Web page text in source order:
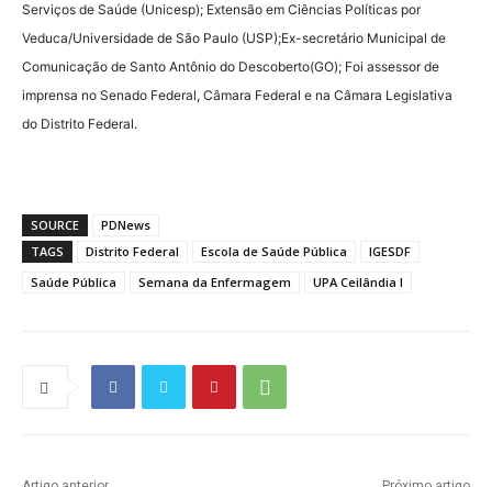
Serviços de Saúde (Unicesp); Extensão em Ciências Políticas por
Veduca/Universidade de São Paulo (USP);Ex-secretário Municipal de
Comunicação de Santo Antônio do Descoberto(GO); Foi assessor de
imprensa no Senado Federal, Câmara Federal e na Câmara Legislativa
do Distrito Federal.
SOURCE
PDNews
TAGS
Distrito Federal Escola de Saúde Pública
IGESDF
Saúde Pública
Semana da Enfermagem UPA Ceilândia I